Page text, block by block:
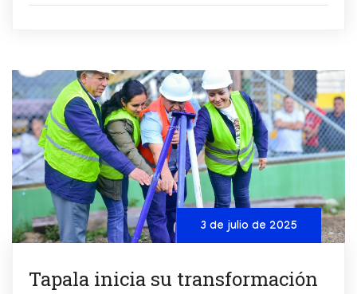
3 de julio de 2025
Tapala inicia su transformación